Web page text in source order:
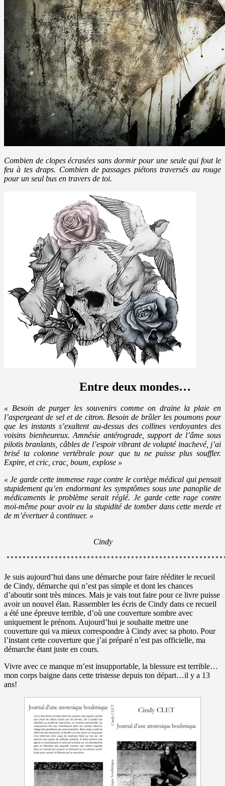
Combien de clopes écrasées sans dormir pour une seule qui fout le
feu à tes draps. Combien de passages piétons traversés au rouge
pour un seul bus en travers de toi.
Entre deux mondes…
« Besoin de purger les souvenirs comme on draine la plaie en
l’aspergeant de sel et de citron. Besoin de brûler les poumons pour
que les instants s’exaltent au-dessus des collines verdoyantes des
voisins bienheureux. Amnésie antérograde, support de l’âme sous
pilotis branlants, câbles de l’espoir vibrant de volupté inachevé, j’ai
brisé ta colonne vertébrale pour que tu ne puisse plus souffler.
Expire, et cric, crac, boum, explose »
« Je garde cette immense rage contre le cortège médical qui pensait
stupidement qu’en endormant les symptômes sous une panoplie de
médicaments le problème serait réglé. Je garde cette rage contre
moi-même pour avoir eu la stupidité de tomber dans cette merde et
de m’évertuer à continuer. »
Cindy
Je suis aujourd’hui dans une démarche pour faire rééditer le recueil
de Cindy, démarche qui n’est pas simple et dont les chances
d’aboutir sont très minces. Mais je vais tout faire pour ce livre puisse
avoir un nouvel élan. Rassembler les écris de Cindy dans ce recueil
a été une épreuve terrible, d’où une couverture sombre avec
uniquement le prénom. Aujourd’hui je souhaite mettre une
couverture qui va mieux correspondre à Cindy avec sa photo. Pour
l’instant cette couverture que j’ai préparé n’est pas officielle, ma
démarche étant juste en cours.
Vivre avec ce manque m’est insupportable, la blessure est terrible…
mon corps baigne dans cette tristesse depuis ton départ…il y a 13
ans!